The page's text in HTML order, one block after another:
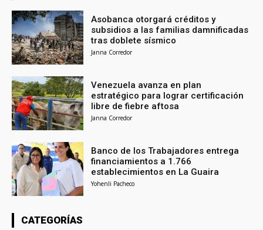
Asobanca otorgará créditos y
subsidios a las familias damnificadas
tras doblete sísmico
Janna Corredor
Venezuela avanza en plan
estratégico para lograr certificación
libre de fiebre aftosa
Janna Corredor
Banco de los Trabajadores entrega
financiamientos a 1.766
establecimientos en La Guaira
Yohenli Pacheco
CATEGORÍAS